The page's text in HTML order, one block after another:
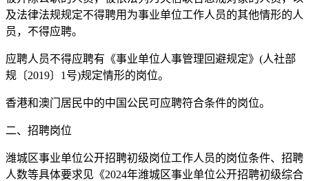
及法律法规规定不得聘用为事业单位工作人员的其他情形的人
员，不得应聘。
应聘人员不得应聘有《事业单位人事管理回避规定》(人社部
规〔2019〕1号)规定情形的岗位。
香港和澳门居民中的中国公民可应聘符合条件的岗位。
二、招聘岗位
潍城区事业单位公开招聘初级岗位工作人员的岗位条件、招聘
人数等具体要求见《2024年潍城区事业单位公开招聘初级综合